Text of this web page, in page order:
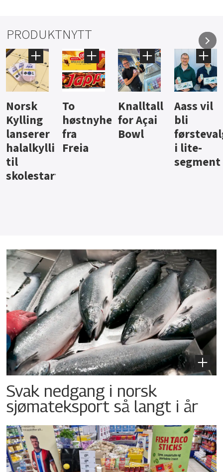
PRODUKTNYTT
Knalltall
for Açai
Bowl
Aass vil
bli
førstevalg
i lite-
Brus og
jus fra
Berentsen
Hard
iste fra
Hansa
Svak nedgang i norsk
sjømateksport så langt i år